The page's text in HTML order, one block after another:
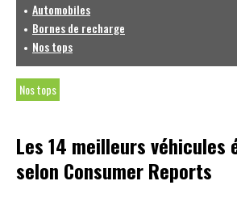
Automobiles
Bornes de recharge
Nos tops
Nos tops
Les 14 meilleurs véhicules
selon Consumer Reports